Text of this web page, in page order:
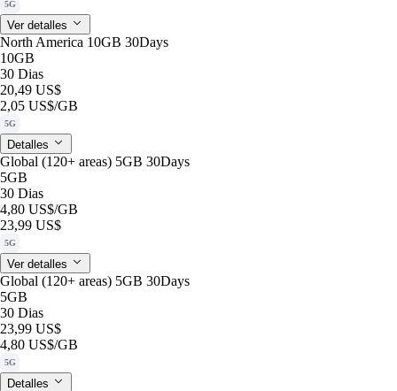
5G
Ver detalles
North America 10GB 30Days
10GB
30 Dias
20,49 US$
2,05 US$/GB
5G
Detalles
Global (120+ areas) 5GB 30Days
5GB
30 Dias
4,80 US$/GB
23,99 US$
5G
Ver detalles
Global (120+ areas) 5GB 30Days
5GB
30 Dias
23,99 US$
4,80 US$/GB
5G
Detalles